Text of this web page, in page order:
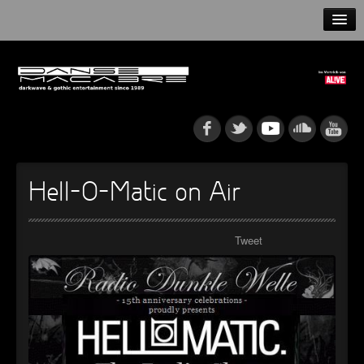
NEWS
► Rattenfänger
Oberer Totpunkt
► Dia De Los Muertos
Oberer Totpunkt
Hell-O-Matic on Air
Tweet